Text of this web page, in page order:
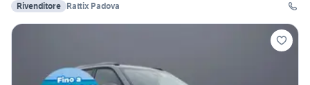
Rivenditore Rattix Padova